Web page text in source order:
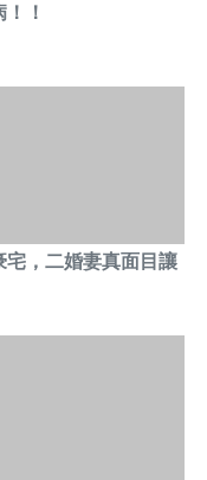
！
宅，二婚妻真面目讓